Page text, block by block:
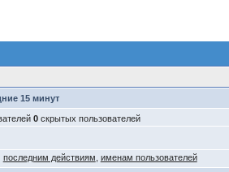
15 минут
0скрытых пользователей
последним действиям именам пользователей